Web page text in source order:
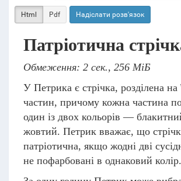
Html Pdf Надіслати розв'язок
Патріотична
Обмеження: 2 сек., 256 МіБ
У Петрика є стрічка, розділена на
частин, причому кожна частина
один із двох кольорів —
жовтий. Петрик вважає, що
патріотична, якщо жодні дві
не пофарбовані в однаковий колір.